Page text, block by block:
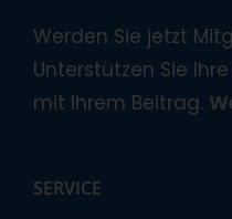
Werden Sie jetzt
Unterstützen Sie
mit Ihrem Beitrag.
SERVICE